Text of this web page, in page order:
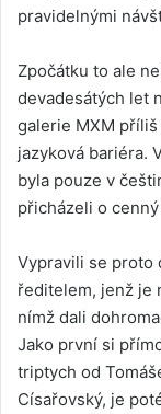
pravidelnými
Zpočátku to ale
devadesátých let
galerie MXM
jazyková bariéra.
byla pouze v
přicházeli o
Vypravili se proto
ředitelem, jenž je
nímž dali
Jako první si
triptych od
Císařovský, je